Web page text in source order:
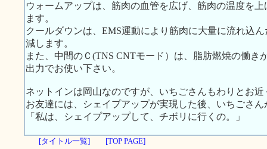
ウォームアップは、筋肉の血管を広げ、筋肉の温度を
ます。
クールダウンは、EMS運動により筋肉に大量に流れ込
減します。
また、中間のＣ(TNS CNTモード）は、脂肪燃焼の働き
出力でお使い下さい。
ネットインは岡山なのですが、いちごさんもわりとお近
お友達には、シェイプアップが実現した後、いちごさ
「私は、シェイプアップして、チボリに行くの。」
[タイトル一覧] [TOP PAGE]